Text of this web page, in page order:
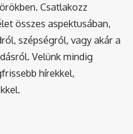
Csatlakozz
összes aspektusában,
szépségről, vagy akár a
Velünk mindig
hírekkel,